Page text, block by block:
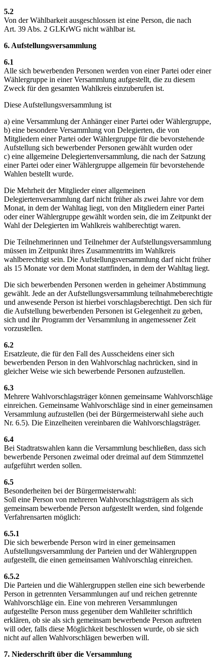
5.2
Von der Wählbarkeit ausgeschlossen ist eine Person, die nach
Art. 39 Abs. 2 GLKrWG nicht wählbar ist.
6. Aufstellungsversammlung
6.1
Alle sich bewerbenden Personen werden von einer Partei oder einer
Wählergruppe in einer Versammlung aufgestellt, die zu diesem
Zweck für den gesamten Wahlkreis einzuberufen ist.
Diese Aufstellungsversammlung ist
a) eine Versammlung der Anhänger einer Partei oder Wählergruppe,
b) eine besondere Versammlung von Delegierten, die von
Mitgliedern einer Partei oder Wählergruppe für die bevorstehende
Aufstellung sich bewerbender Personen gewählt wurden oder
c) eine allgemeine Delegiertenversammlung, die nach der Satzung
einer Partei oder einer Wählergruppe allgemein für bevorstehende
Wahlen bestellt wurde.
Die Mehrheit der Mitglieder einer allgemeinen
Delegiertenversammlung darf nicht früher als zwei Jahre vor dem
Monat, in dem der Wahltag liegt, von den Mitgliedern einer Partei
oder einer Wählergruppe gewählt worden sein, die im Zeitpunkt der
Wahl der Delegierten im Wahlkreis wahlberechtigt waren.
Die Teilnehmerinnen und Teilnehmer der Aufstellungsversammlung
müssen im Zeitpunkt ihres Zusammentritts im Wahlkreis
wahlberechtigt sein. Die Aufstellungsversammlung darf nicht früher
als 15 Monate vor dem Monat stattfinden, in dem der Wahltag liegt.
Die sich bewerbenden Personen werden in geheimer Abstimmung
gewählt. Jede an der Aufstellungsversammlung teilnahmeberechtigte
und anwesende Person ist hierbei vorschlagsberechtigt. Den sich für
die Aufstellung bewerbenden Personen ist Gelegenheit zu geben,
sich und ihr Programm der Versammlung in angemessener Zeit
vorzustellen.
6.2
Ersatzleute, die für den Fall des Ausscheidens einer sich
bewerbenden Person in den Wahlvorschlag nachrücken, sind in
gleicher Weise wie sich bewerbende Personen aufzustellen.
6.3
Mehrere Wahlvorschlagsträger können gemeinsame Wahlvorschläge
einreichen. Gemeinsame Wahlvorschläge sind in einer gemeinsamen
Versammlung aufzustellen (bei der Bürgermeisterwahl siehe auch
Nr. 6.5). Die Einzelheiten vereinbaren die Wahlvorschlagsträger.
6.4
Bei Stadtratswahlen kann die Versammlung beschließen, dass sich
bewerbende Personen zweimal oder dreimal auf dem Stimmzettel
aufgeführt werden sollen.
6.5
Besonderheiten bei der Bürgermeisterwahl:
Soll eine Person von mehreren Wahlvorschlagsträgern als sich
gemeinsam bewerbende Person aufgestellt werden, sind folgende
Verfahrensarten möglich:
6.5.1
Die sich bewerbende Person wird in einer gemeinsamen
Aufstellungsversammlung der Parteien und der Wählergruppen
aufgestellt, die einen gemeinsamen Wahlvorschlag einreichen.
6.5.2
Die Parteien und die Wählergruppen stellen eine sich bewerbende
Person in getrennten Versammlungen auf und reichen getrennte
Wahlvorschläge ein. Eine von mehreren Versammlungen
aufgestellte Person muss gegenüber dem Wahlleiter schriftlich
erklären, ob sie als sich gemeinsam bewerbende Person auftreten
will oder, falls diese Möglichkeit beschlossen wurde, ob sie sich
nicht auf allen Wahlvorschlägen bewerben will.
7. Niederschrift über die Versammlung